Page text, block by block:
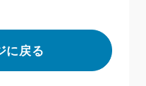
に戻る